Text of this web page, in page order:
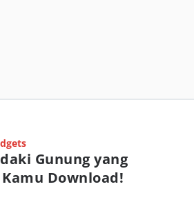
Gunung yang
Download!